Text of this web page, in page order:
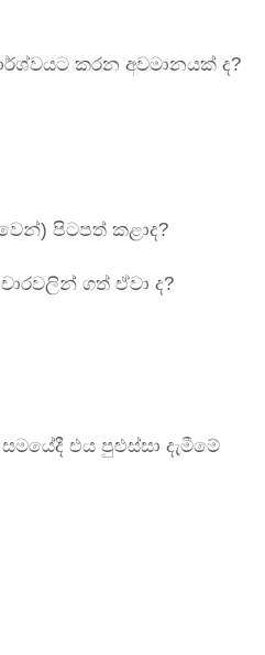
කරන අවමානයක් ද?
පිටපත් කළාද?
ගත් ඒවා ද?
එය පුළුස්සා දැමීමේ